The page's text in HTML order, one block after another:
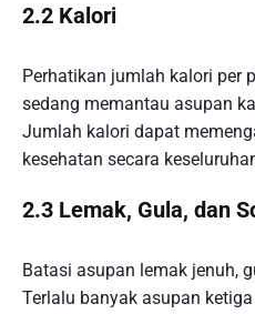
2.2 Kalori
Perhatikan jumlah kalori per
sedang memantau asupan
Jumlah kalori dapat
kesehatan secara
2.3 Lemak, Gula, dan
Batasi asupan lemak jenuh,
Terlalu banyak asupan